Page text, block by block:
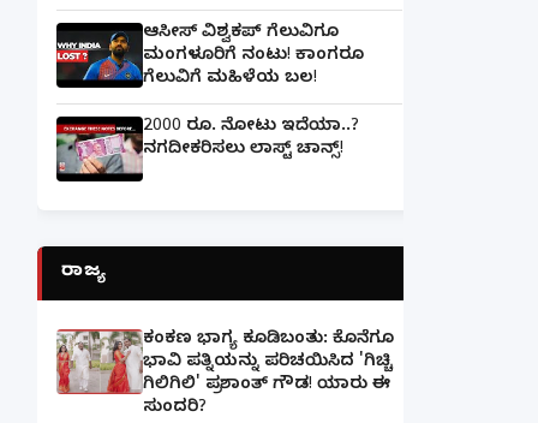
ಆಸೀಸ್ ವಿಶ್ವಕಪ್ ಗೆಲುವಿಗೂ
ಮಂಗಳೂರಿಗೆ ನಂಟು! ಕಾಂಗರೂ
ಗೆಲುವಿಗೆ ಮಹಿಳೆಯ ಬಲ!
2000 ರೂ. ನೋಟು ಇದೆಯಾ..?
ನಗದೀಕರಿಸಲು ಲಾಸ್ಟ್‌ ಚಾನ್ಸ್‌!
ರಾಜ್ಯ
ಕಂಕಣ ಭಾಗ್ಯ ಕೂಡಿಬಂತು: ಕೊನೆಗೂ
ಭಾವಿ ಪತ್ನಿಯನ್ನು ಪರಿಚಯಿಸಿದ 'ಗಿಚ್ಚಿ
ಗಿಲಿಗಿಲಿ' ಪ್ರಶಾಂತ್ ಗೌಡ! ಯಾರು ಈ
ಸುಂದರಿ?